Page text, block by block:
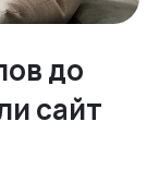
до
сайт